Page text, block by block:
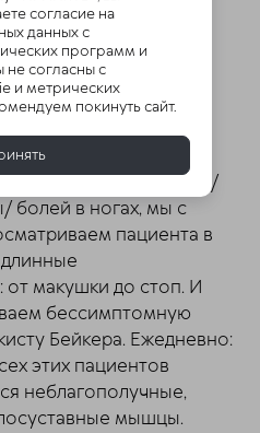
лечения. Но в
полное право
(!) сустава в
обладатели кисты
о её наличии.
проблемами
сустава/
болей в ногах, мы с
пациента в
макушки до стоп. И
бессимптомную
Бейкера. Ежедневно:
этих пациентов
неблагополучные,
мышцы.
согласие на
данных с
программ и
не согласны с
и метрических
покинуть сайт.